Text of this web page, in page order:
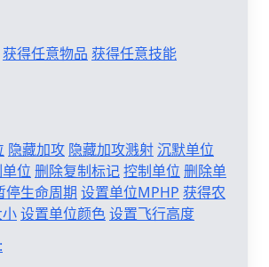
获得任意物品 获得任意技能
隐藏加攻 隐藏加攻溅射沉默单位
位 删除复制标记控制单位 删除单
停生命周期 设置单位MPHP 获得农
设置单位颜色设置飞行高度